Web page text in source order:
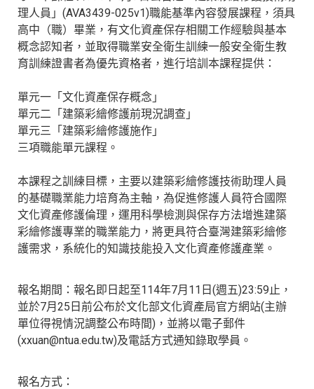
理人員」(AVA3439-025v1)職能基準內容發展課程，須具
高中（職）畢業，有文化資產保存相關工作經驗與基本
概念認知者，並取得職業安全衛生訓練一般安全衛生教
育訓練證書者為優先資格者，進行培訓本課程提供：
單元一「文化資產保存概念」
單元二「建築彩繪修護前現況調查」
單元三「建築彩繪修護施作」
三項職能單元課程。
本課程之訓練目標，主要以建築彩繪修護技術助理人員
的基礎職業能力培育為主軸，為促進修護人員符合國際
文化資產修護倫理，運用科學檢測與保存方法增進建築
彩繪修護專業的職業能力，將更具符合臺灣建築彩繪修
護需求，系統化的知識技能投入文化資產修護產業。
報名期間：報名即日起至114年7月11日(週五)23:59止，
並於7月25日前公布於文化部文化資產局官方網站(主辦
單位得視情況調整公布時間)，並將以電子郵件
(xxuan@ntua.edu.tw)及電話方式通知錄取學員。
報名方式：